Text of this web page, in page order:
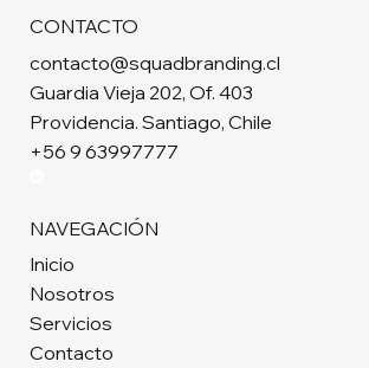
CONTACTO
contacto@squadbranding.cl
Guardia Vieja 202, Of. 403
Providencia. Santiago, Chile
+56 9 63997777
NAVEGACIÓN
Inicio
Nosotros
Servicios
Contacto